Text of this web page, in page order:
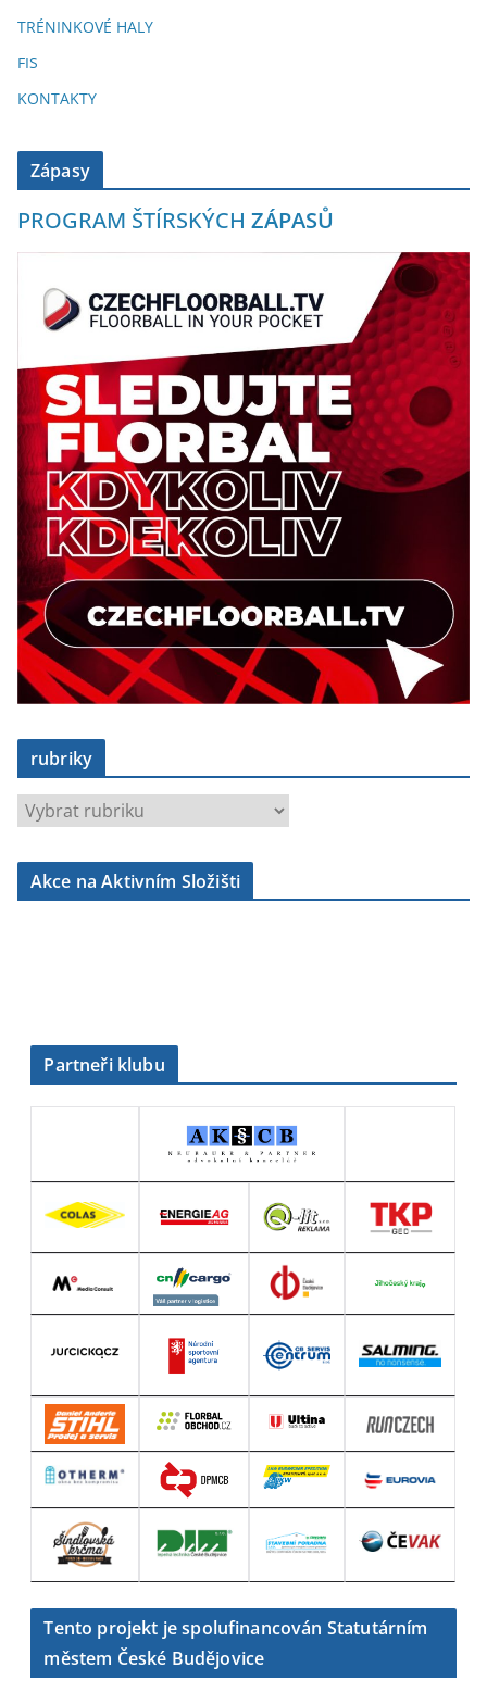
TRÉNINKOVÉ HALY
FIS
KONTAKTY
Zápasy
PROGRAM ŠTÍRSKÝCH ZÁPASŮ
rubriky
b
Akce na Aktivním Složišti
Partneři klubu
Tento projekt je spolufinancován Statutárním
městem České Budějovice